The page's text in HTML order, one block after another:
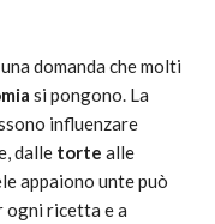
domanda che molti
si pongono. La
influenzare
dalle torte alle
appaiono unte può
ricetta e a